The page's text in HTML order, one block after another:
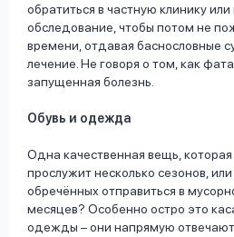
обратиться в частную клинику
обследование, чтобы потом не
времени, отдавая баснословные
лечение. Не говоря о том, как
запущенная болезнь.
Обувь и одежда
Одна качественная вещь,
прослужит несколько сезонов,
обречённых отправиться в
месяцев? Особенно остро это
одежды – они напрямую отвечают